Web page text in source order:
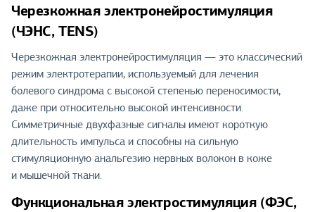
Черезкожная электронейростимуляция
(ЧЭНС, TENS)
Черезкожная электронейростимуляция — это классический
режим электротерапии, используемый для лечения
болевого синдрома с высокой степенью переносимости,
даже при относительно высокой интенсивности.
Симметричные двухфазные сигналы имеют короткую
длительность импульса и способны на сильную
стимуляционную анальгезию нервных волокон в коже
и мышечной ткани.
Функциональная электростимуляция (ФЭС,